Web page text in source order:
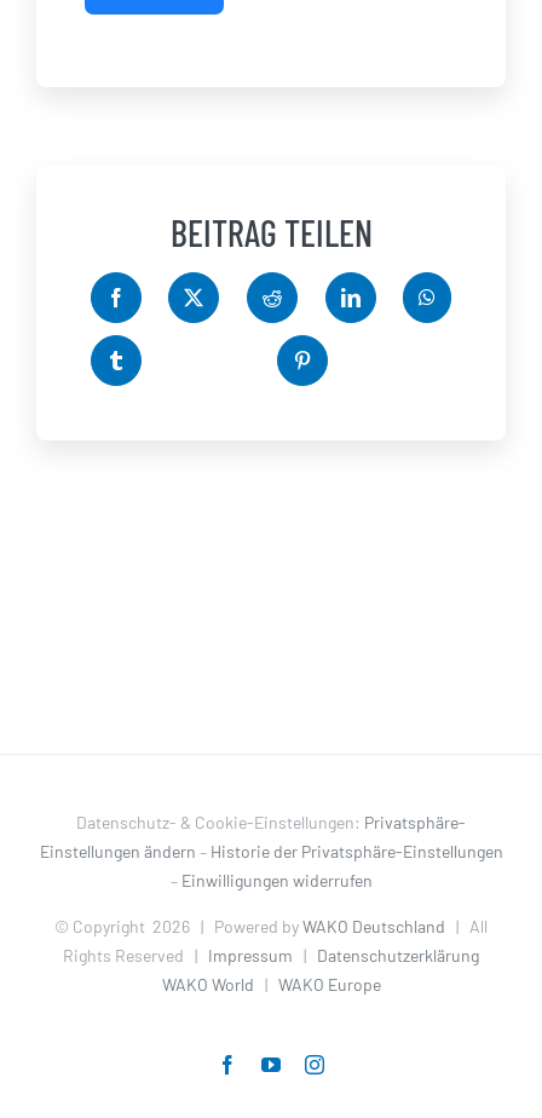
BEITRAG TEILEN
Datenschutz- & Cookie-Einstellungen: Privatsphäre-
Einstellungen ändern – Historie der Privatsphäre-Einstellungen
– Einwilligungen widerrufen
© Copyright 2026 | Powered byWAKO Deutschland | All
Rights Reserved | Impressum | Datenschutzerklärung
WAKO World | WAKO Europe
FacebookYouTubeInstagram